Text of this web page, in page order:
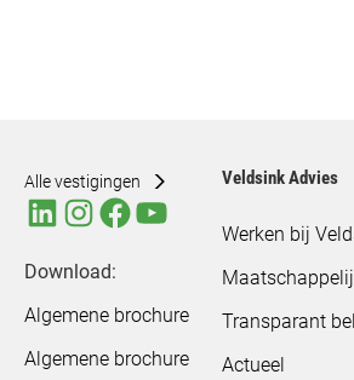
Alle vestigingen
Download:
Algemene brochure
Algemene brochure
Veldsink Advies
Werken bij
Transparant
Actueel